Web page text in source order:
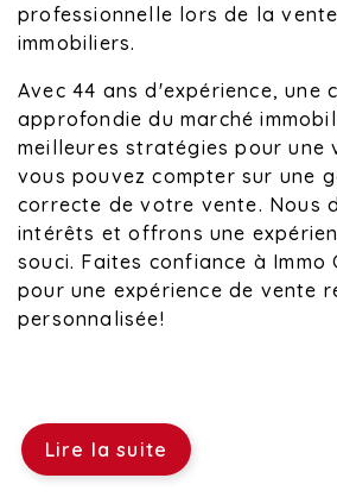
professionnelle lors de la
immobiliers.
Avec 44 ans d'expérience, une
approfondie du marché
meilleures stratégies pour une
vous pouvez compter sur une
correcte de votre vente. Nous
intérêts et offrons une
souci. Faites confiance à Immo
pour une expérience de vente
personnalisée!
Lire la suite